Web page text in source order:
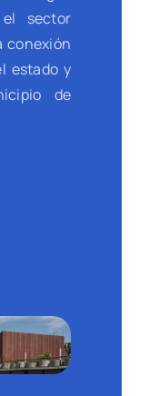
sector
conexión
estado y
de